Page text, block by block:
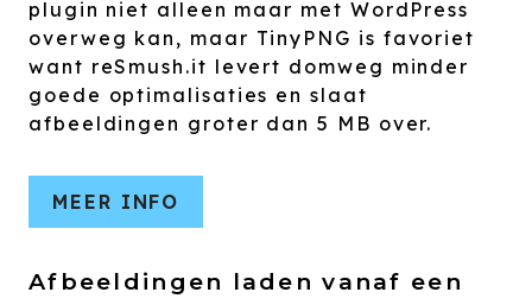
plugin niet alleen maar met WordPress
overweg kan, maar TinyPNG is favoriet
want reSmush.it levert domweg minder
goede optimalisaties en slaat
afbeeldingen groter dan 5 MB over.
MEER INFO
Afbeeldingen laden vanaf een